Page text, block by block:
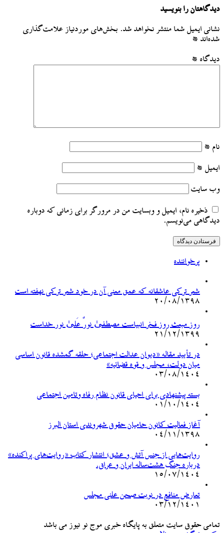
دیدگاهتان را بنویسید
نشانی ایمیل شما منتشر نخواهد شد. بخش‌های موردنیاز علامت‌گذاری
شده‌اند *
دیدگاه *
نام *
ایمیل *
وب‌ سایت
ذخیره نام، ایمیل و وبسایت من در مرورگر برای زمانی که دوباره
دیدگاهی می‌نویسم.
پرخواننده
شعر ترکی عاشقانه که عمق معنی آن در خود شعر ترکی نهفته است
۲۰/۰۸/۱۳۹۸
روز مبعث روز فخر انبیاست مصطفیٰ نورٌ عَلیٰ نور خداست
۲۱/۱۲/۱۳۹۹
در تأیید مقاله «دیوان عدالت اجتماعی؛ حلقه گمشده قانون اساسی
میان دولت، مجلس و قوه قضائیه»
۰۳/۰۸/۱۴۰۴
بسته پیشنهادی برای احیای قانون نظام رفاه وتامین اجتماعی
۰۱/۱۰/۱۴۰۴
آغاز فعالیت کانون حامیان حقوق شهروندی استان البرز
۰۴/۱۱/۱۳۹۸
روایت‌هایی از جنس آتش و عشق؛ انتشار کتاب «روایت‌های پراکنده»
درباره جنگ هشت‌ساله ایران و عراق.
۱۵/۰۷/۱۴۰۴
تعارض منافع در نوبت صحن علنی مجلس
۰۳/۱۲/۱۴۰۱
تمامی حقوق سایت متعلق به پایگاه خبری موج نو نیوز می باشد